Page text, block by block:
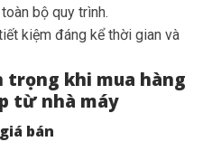
bộ quy trình.
kiệm đáng kể thời gian và
trọng khi mua hàng
từ nhà máy
bán